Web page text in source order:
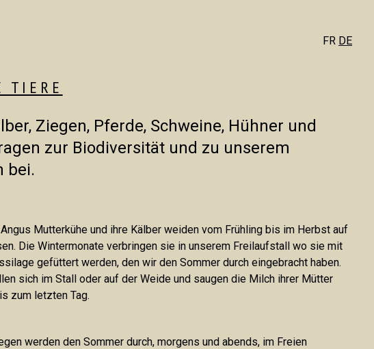
FR DE
FR DE
TIERE
Ziegen, Pferde, Schweine, Hühner und
zur Biodiversität und zu unserem
bei.
Mutterkühe und ihre Kälber weiden vom Frühling bis im Herbst auf
Die Wintermonate verbringen sie in unserem Freilaufstall wo sie mit
gefüttert werden, den wir den Sommer durch eingebracht haben.
sich im Stall oder auf der Weide und saugen die Milch ihrer Mütter
zum letzten Tag.
werden den Sommer durch, morgens und abends, im Freien